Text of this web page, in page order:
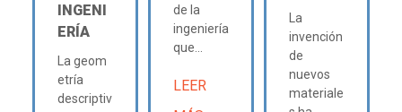
INGENI
ERÍA
La geom
etría
descriptiv
de la
ingeniería
que...
LEER
La
invención
de
nuevos
materiale